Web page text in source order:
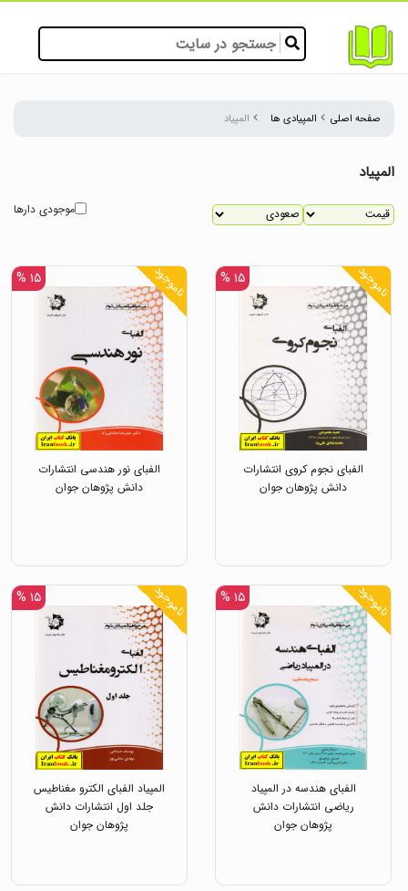
صفحه اصلی المپیادی ها المپیاد
المپیاد
موجودی دارها
ناموجود ۱۵ %
الفبای نجوم کروی انتشارات
دانش پژوهان جوان
ناموجود ۱۵ %
الفبای نور هندسی انتشارات
دانش پژوهان جوان
ناموجود ۱۵ %
الفبای هندسه در المپیاد
ریاضی انتشارات دانش
پژوهان جوان
ناموجود ۱۵ %
المپیاد الفبای الکترو مغناطیس
جلد اول انتشارات دانش
پژوهان جوان